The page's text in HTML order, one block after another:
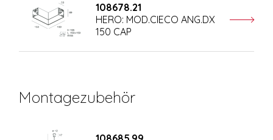
108678.21
HERO: MOD.CIECO ANG.DX
150 CAP
Montagezubehör